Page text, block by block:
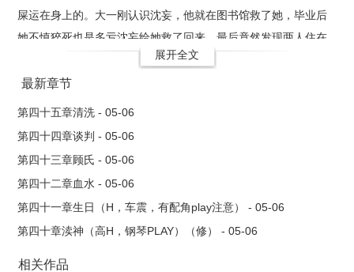
屎运在身上的。大一刚认识沈妄，他就在图书馆救了她，毕业后
她不慎猝死也是多亏沈妄给她救了回来，最后竟然发现两人住在
一栋楼！认识八年来，沈妄隔三差五的就各种接济她吃喝玩乐，
这样好的学长真是打着灯笼也难找啊。可是她不知道，她住的房
————————————————新人处女作，本书全免费，
只求大家的留言1V1！！双洁！！！身心唯一！！！绝对不生
娃！！文风和内容及其古早，纯粹为了XP发疯割腿肉作，努力日
更中。三观不正！三观不正！！三观不正！！！这个男主现实看
展开全文
最新章节
第四十五章清洗 - 05-06
第四十四章谈判 - 05-06
第四十三章顾氏 - 05-06
第四十二章血水 - 05-06
第四十一章生日（H，车震，有配角play注意） - 05-06
第四十章渎神（高H，钢琴PLAY）（修） - 05-06
相关作品